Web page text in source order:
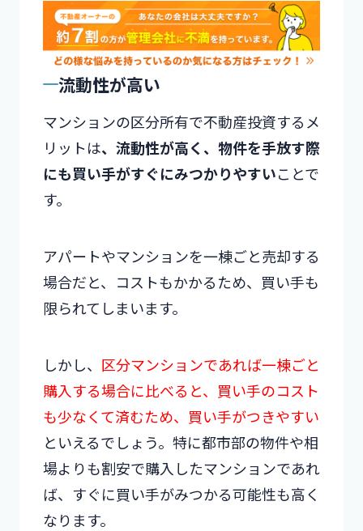
流動性が高い
マンションの区分所有で不動産投資するメ
リットは、流動性が高く、物件を手放す際
にも買い手がすぐにみつかりやすいことで
す。
アパートやマンションを一棟ごと売却する
場合だと、コストもかかるため、買い手も
限られてしまいます。
しかし、 区分マンションであれば一棟ごと
購入する場合に比べると、買い手のコスト
も少なくて済むため、買い手がつきやすい
といえるでしょう。特に都市部の物件や相
場よりも割安で購入したマンションであれ
ば、すぐに買い手がみつかる可能性も高く
なります。